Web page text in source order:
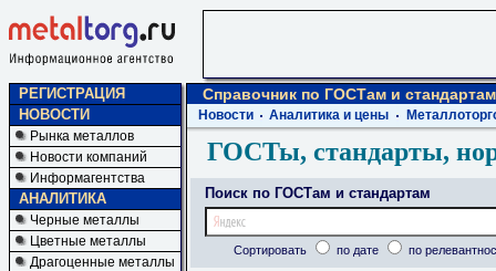
РЕГИСТРАЦИЯ
НОВОСТИ
Рынка металлов
Новости компаний
Информагентства
АНАЛИТИКА
Черные металлы
Цветные металлы
Драгоценные металлы
Справочник по ГОСТам и стандартам
Новости Аналитика и цены
ГОСТы, стандарты,
Поиск по ГОСТам и стандартам
Сортировать по дате по